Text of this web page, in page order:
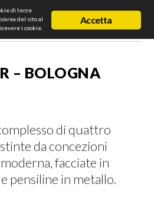
– BOLOGNA
di quattro
da concezioni
facciate in
pensiline in metallo.
Accetta
di terze
area del sito al
i cookie.